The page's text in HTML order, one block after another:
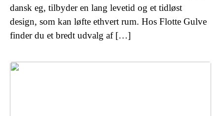
dansk eg, tilbyder en lang levetid og et tidløst
design, som kan løfte ethvert rum. Hos Flotte Gulve
finder du et bredt udvalg af […]